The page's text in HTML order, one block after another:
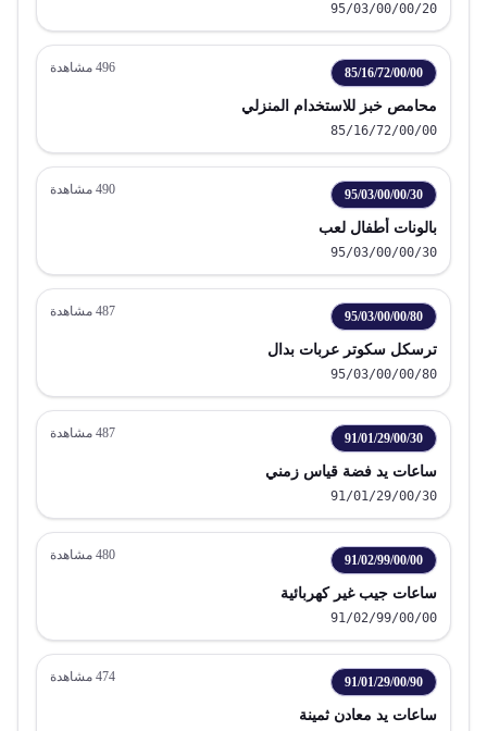
95/03/00/00/20
85/16/72/00/00
496 مشاهدة
محامص خبز للاستخدام المنزلي
85/16/72/00/00
95/03/00/00/30
490 مشاهدة
بالونات أطفال لعب
95/03/00/00/30
95/03/00/00/80
487 مشاهدة
ترسكل سكوتر عربات بدال
95/03/00/00/80
91/01/29/00/30
487 مشاهدة
ساعات يد فضة قياس زمني
91/01/29/00/30
91/02/99/00/00
480 مشاهدة
ساعات جيب غير كهربائية
91/02/99/00/00
91/01/29/00/90
474 مشاهدة
ساعات يد معادن ثمينة